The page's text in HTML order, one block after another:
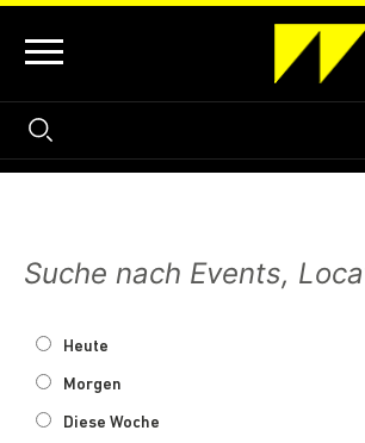
Heute
Morgen
Diese Woche